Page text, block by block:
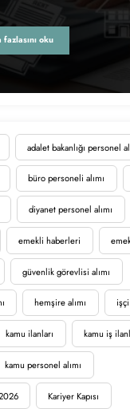
adalet bakanlığı personel
büro personeli alımı
diyanet personel alımı
emekli haberleri
güvenlik görevlisi alımı
hemşire alımı işçi
kamu ilanları kamu iş
kamu personel alımı
Kariyer Kapısı
fazlasını oku